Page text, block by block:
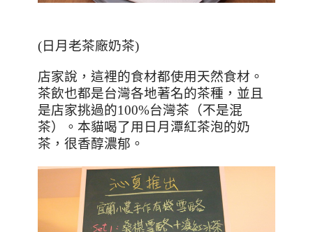
(日月老茶廠奶茶)
店家說，這裡的食材都使用天然食材。
茶飲也都是台灣各地著名的茶種，並且
是店家挑過的100%台灣茶（不是混
茶）。 本貓喝了用日月潭紅茶泡的奶
茶，很香醇濃郁。